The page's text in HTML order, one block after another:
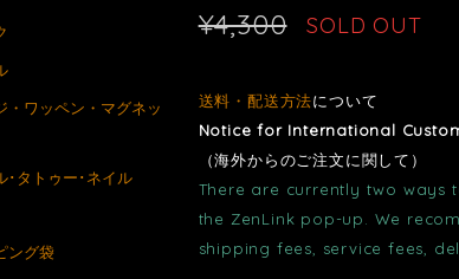
・ワッペン・マグネッ
･タトゥー･ネイル
ング袋
¥4,300 SOLD OUT
送料・配送方法について
Notice for International
（海外からのご注文に関して）
There are currently two ways
the ZenLink pop-up. We
shipping fees, service fees,